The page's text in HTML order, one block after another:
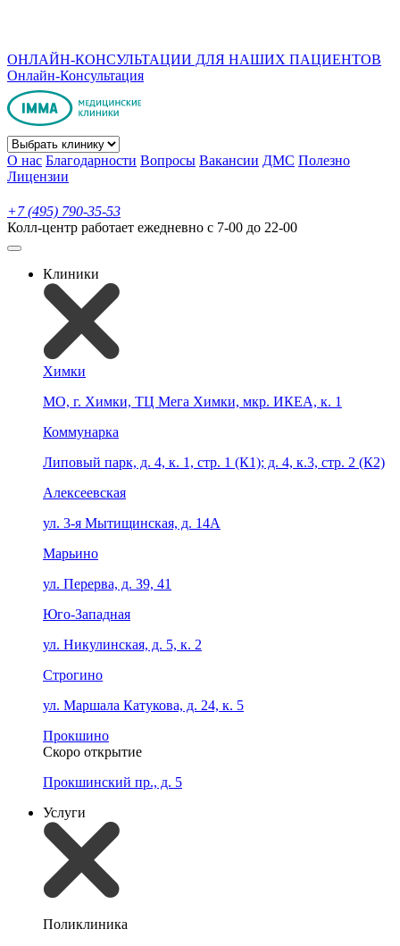
ОНЛАЙН-КОНСУЛЬТАЦИИ ДЛЯ НАШИХ ПАЦИЕНТОВ
Онлайн-Консультация
О нас Благодарности Вопросы Вакансии ДМС Полезно
Лицензии
+7 (495) 790-35-53
Колл-центр работает ежедневно с 7-00 до 22-00
Клиники
Химки
МО, г. Химки, ТЦ Мега Химки, мкр. ИКЕА, к. 1
Коммунарка
Липовый парк, д. 4, к. 1, стр. 1 (К1); д. 4, к.3, стр. 2 (К2)
Алексеевская
ул. 3-я Мытищинская, д. 14А
Марьино
ул. Перерва, д. 39, 41
Юго-Западная
ул. Никулинская, д. 5, к. 2
Строгино
ул. Маршала Катукова, д. 24, к. 5
Прокшино
Скоро открытие
Прокшинский пр., д. 5
Услуги
Поликлиника